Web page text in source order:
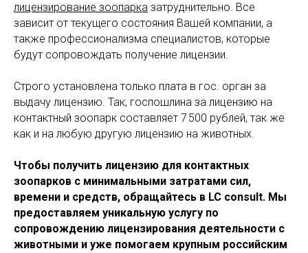
лицензирование зоопарка затруднительно. Все
зависит от текущего состояния Вашей компании, а
также профессионализма специалистов, которые
будут сопровождать получение лицензии.
Строго установлена только плата в гос. орган за
выдачу лицензию. Так, госпошлина за лицензию на
контактный зоопарк составляет 7 500 рублей, так же
как и на любую другую лицензию на животных.
Чтобы получить лицензию для контактных
зоопарков с минимальными затратами сил,
времени и средств, обращайтесь в LC consult. Мы
предоставляем уникальную услугу по
сопровождению лицензирования деятельности с
животными и уже помогаем крупным российским